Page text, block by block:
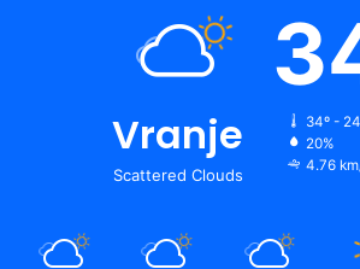
Vranje
Scattered Clouds
34º -
20%
4.76